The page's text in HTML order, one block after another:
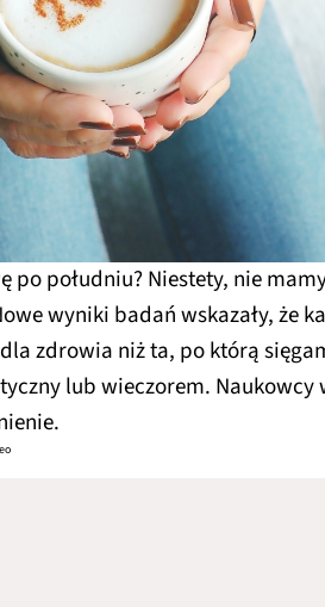
po południu? Niestety, nie
wyniki badań wskazały, że
zdrowia niż ta, po którą
lub wieczorem.